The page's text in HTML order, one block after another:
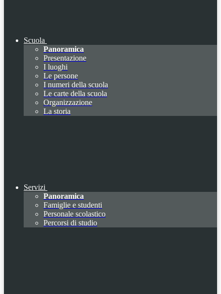
Scuola
Panoramica
Presentazione
I luoghi
Le persone
I numeri della scuola
Le carte della scuola
Organizzazione
La storia
Servizi
Panoramica
Famiglie e studenti
Personale scolastico
Percorsi di studio